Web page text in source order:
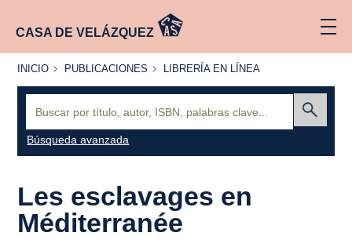
CASA DE VELÁZQUEZ
INICIO
INICIO PUBLICACIONES
PUBLICACIONES
LIBRERÍA
LÍNEA
LIBRERÍA EN LÍNEA
Búsqueda avanzada
Les esclavages en
Méditerranée